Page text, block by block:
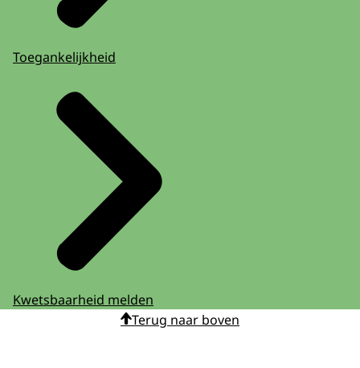
Toegankelijkheid
Kwetsbaarheid melden
Terug naar boven